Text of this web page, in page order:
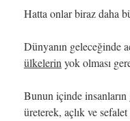
Hatta onlar biraz daha
Dünyanın geleceğinde
ülkelerin yok olması
Bunun içinde
üreterek, açlık ve